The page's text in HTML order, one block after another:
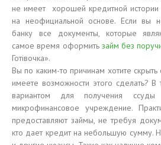
не имеет хорошей кредитной
на неофициальной основе. Если вы
банку все документы, которые
самое время оформить займ без
Готівочка».
Вы по каким-то причинам хотите
имеете возможности этого сделать?
вариантом для получения
микрофинансовое учреждение.
предоставляют займы, не требуя
кто дает кредит на небольшую сумму.